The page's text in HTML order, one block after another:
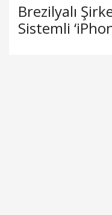
Brezilyalı
Sistemli